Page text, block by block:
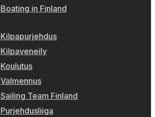
Boating in Finland
Kilpapurjehdus
Kilpaveneily
Koulutus
Valmennus
Sailing Team Finland
Purjehdusliiga